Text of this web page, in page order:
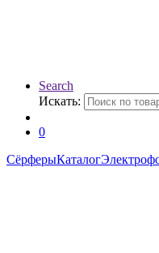
Search
Искать:
0
СёрферыКаталог